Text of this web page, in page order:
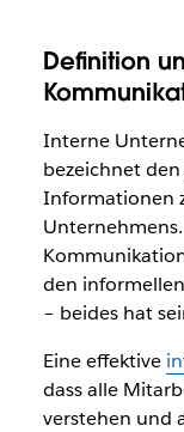
Definition
Interne
bezeichnet
Informationen
den
– beides hat
Eine effektive
dass alle
verstehen und